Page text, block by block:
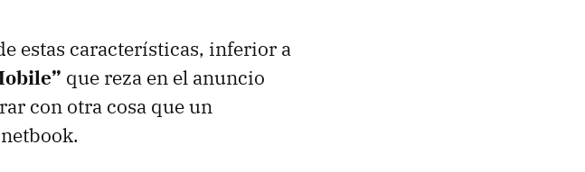
estas características, inferior a
que reza en el anuncio
con otra cosa que un